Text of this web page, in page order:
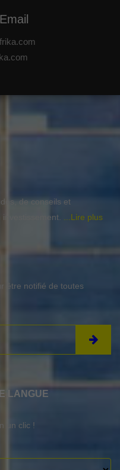
de conseils et
...Lire plus
être notifié de toutes
LANGUE
un clic !